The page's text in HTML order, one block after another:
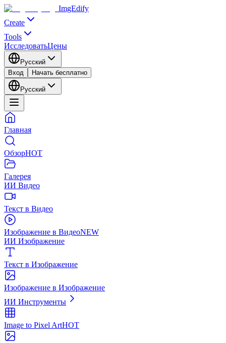
ImgEdify
Create
Tools
ИсследоватьЦены
Русский
Вход
Начать бесплатно
Русский
Главная
ОбзорHOT
Галерея
ИИ Видео
Текст в Видео
Изображение в ВидеоNEW
ИИ Изображение
Текст в Изображение
Изображение в Изображение
ИИ Инструменты
Image to Pixel ArtHOT